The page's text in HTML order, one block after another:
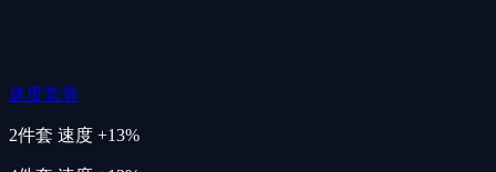
速度套装
2件套 速度 +13%